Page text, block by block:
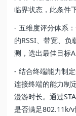
临界状态，此条件
- 五维度评分体系
的RSSI、带宽、
测，选出最佳目标
- 结合终端能力制
连接终端的能力制
漫游时长。通过
是否满足802.11k/